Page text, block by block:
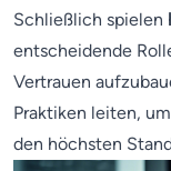
Schließlich spielen
entscheidende
Vertrauen
Praktiken leiten,
den höchsten